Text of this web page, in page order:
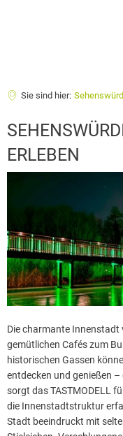
Sie sind hier:
ERLEBEN
Die charmante Innenstadt
gemütlichen Cafés zum
historischen Gassen
entdecken und genießen
sorgt das TASTMODELL
die Innenstadtstruktur
Stadt beeindruckt mit